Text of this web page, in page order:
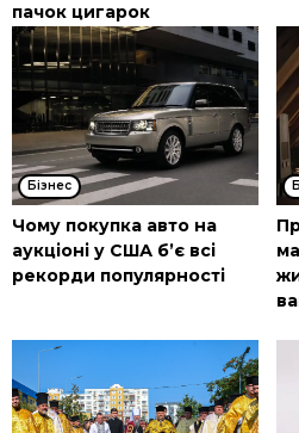
пачок цигарок
Бізнес
Чому покупка авто на
аукціоні у США б’є всі
рекорди популярності